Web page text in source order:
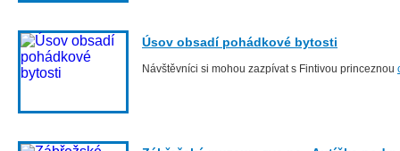
Úsov obsadí pohádkové bytosti
Návštěvníci si mohou zazpívat s Fintivou princeznou